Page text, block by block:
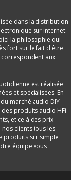
dans la distribution
sur internet.
la philosophie qui
fort sur le fait d'être
aux
est réalisée
et spécialisées. En
marché audio DIY
produits audio HFi
et ce à des prix
clients tous les
produits sur simple
équipe vous